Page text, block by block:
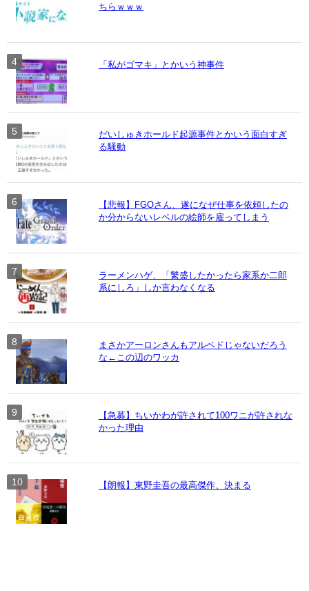
ちらｗｗｗ
「私がゴマキ」とかいう神事件
だいしゅきホールド起源事件とかいう面白すぎ
る騒動
【悲報】FGOさん、遂になぜ仕事を依頼したの
か分からないレベルの絵師を雇ってしまう
ラーメンハゲ、「繁盛したかったら家系か二郎
系にしろ」しか言わなくなる
まさかアーロンさんもアルベドじゃないだろう
な←この辺のワッカ
【急募】ちいかわが許されて100ワニが許されな
かった理由
【朗報】東野圭吾の最高傑作、決まる